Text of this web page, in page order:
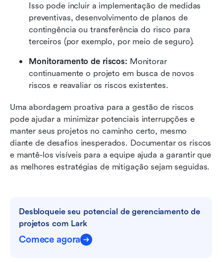
Isso pode incluir a implementação de medidas
preventivas, desenvolvimento de planos de
contingência ou transferência do risco para
terceiros (por exemplo, por meio de seguro).
Monitoramento de riscos: Monitorar
continuamente o projeto em busca de novos
riscos e reavaliar os riscos existentes.
Uma abordagem proativa para a gestão de riscos
pode ajudar a minimizar potenciais interrupções e
manter seus projetos no caminho certo, mesmo
diante de desafios inesperados. Documentar os riscos
e mantê-los visíveis para a equipe ajuda a garantir que
as melhores estratégias de mitigação sejam seguidas.
Desbloqueie seu potencial de gerenciamento de
projetos com Lark
Comece agora